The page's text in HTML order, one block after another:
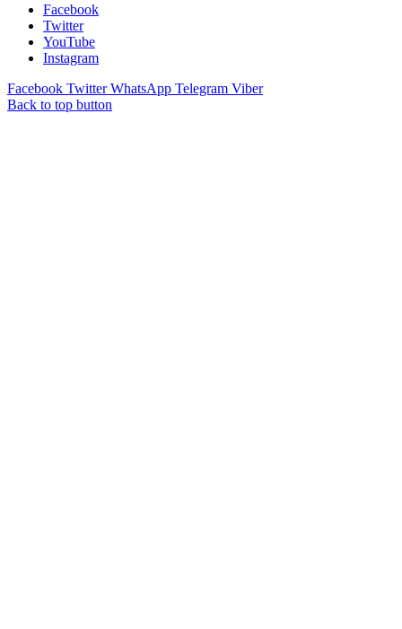
Facebook
Twitter
YouTube
Instagram
Facebook Twitter WhatsApp Telegram Viber
Back to top button